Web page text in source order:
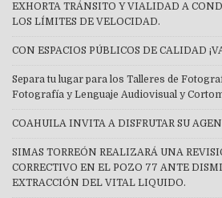
EXHORTA TRÁNSITO Y VIALIDAD A
LOS LÍMITES DE VELOCIDAD.
CON ESPACIOS PÚBLICOS DE CALIDAD
Separa tu lugar para los Talleres de
Fotografía y Lenguaje Audiovisual y
COAHUILA INVITA A DISFRUTAR SU
SIMAS TORREÓN REALIZARÁ UNA
CORRECTIVO EN EL POZO 77 ANTE
EXTRACCIÓN DEL VITAL LIQUIDO.